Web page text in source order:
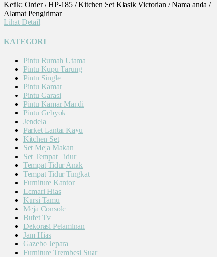
Ketik: Order / HP-185 / Kitchen Set Klasik Victorian / Nama anda /
Alamat Pengiriman
Lihat Detail
KATEGORI
Pintu Rumah Utama
Pintu Kupu Tarung
Pintu Single
Pintu Kamar
Pintu Garasi
Pintu Kamar Mandi
Pintu Gebyok
Jendela
Parket Lantai Kayu
Kitchen Set
Set Meja Makan
Set Tempat Tidur
Tempat Tidur Anak
Tempat Tidur Tingkat
Furniture Kantor
Lemari Hias
Kursi Tamu
Meja Console
Bufet Tv
Dekorasi Pelaminan
Jam Hias
Gazebo Jepara
Furniture Trembesi Suar